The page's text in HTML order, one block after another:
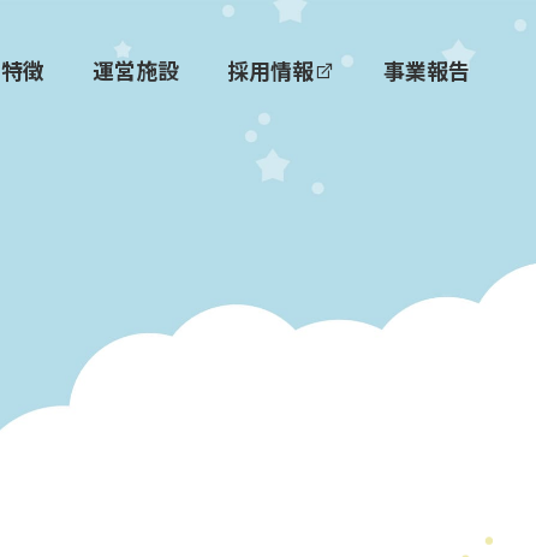
特徴 運営施設 採用情報 事業報告